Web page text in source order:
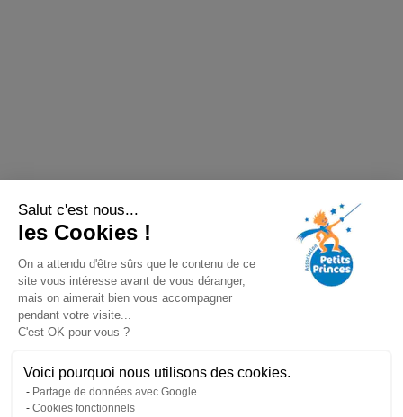
Salut c'est nous...
les Cookies !
On a attendu d'être sûrs que le contenu de ce
site vous intéresse avant de vous déranger,
mais on aimerait bien vous accompagner
pendant votre visite...
C'est OK pour vous ?
Voici pourquoi nous utilisons des cookies.
Partage de données avec Google
Cookies fonctionnels